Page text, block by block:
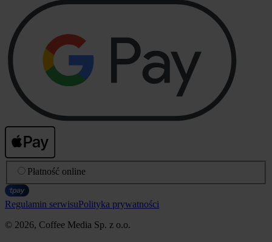
Płatność online
Regulamin serwisuPolityka prywatności
© 2026, Coffee Media Sp. z o.o.